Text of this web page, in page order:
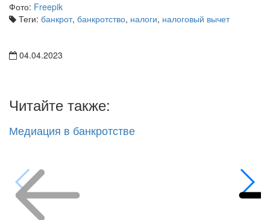
Фото: Freepik
Теги: банкрот, банкротство, налоги, налоговый вычет
04.04.2023
Читайте также:
Медиация в банкротстве